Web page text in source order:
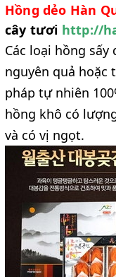
Hồng dẻo Hàn
cây tươi http://
Các loại hồng
nguyên quả hoặc
pháp tự nhiên
hồng khô có
và có vị ngọt.